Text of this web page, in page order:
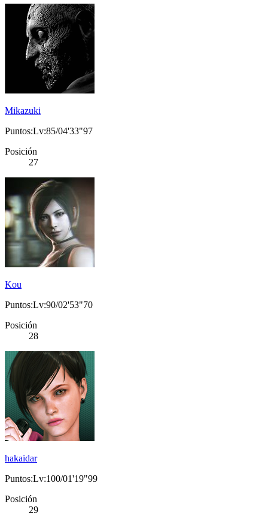
Mikazuki
Puntos:Lv:85/04'33"97
Posición
27
Kou
Puntos:Lv:90/02'53"70
Posición
28
hakaidar
Puntos:Lv:100/01'19"99
Posición
29